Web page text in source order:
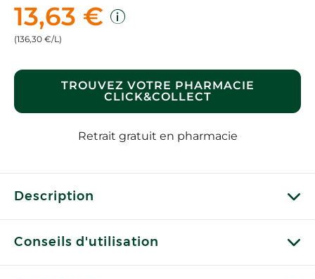
13,63 €
(136,30 €/L)
TROUVEZ VOTRE PHARMACIE
CLICK&COLLECT
Retrait gratuit en pharmacie
Description
Conseils d'utilisation